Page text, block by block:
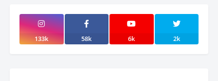
133k 58k 6k 2k